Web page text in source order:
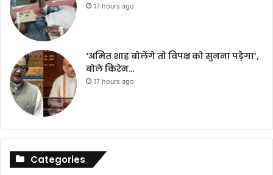
17 hours ago
‘अमित शाह बोलेंगे तो विपक्ष को सुनना पड़ेगा’,
बोले किरेन…
17 hours ago
Categories